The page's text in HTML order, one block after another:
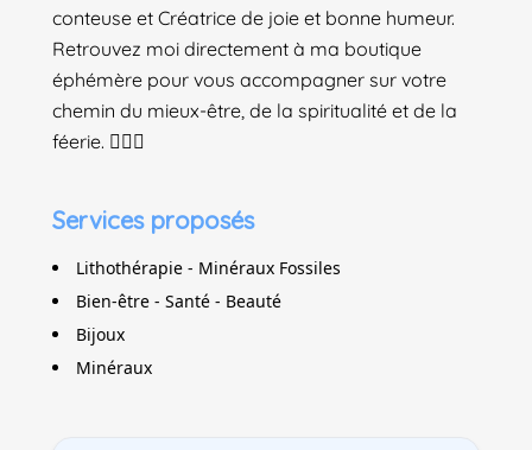
conteuse et Créatrice de joie et bonne humeur.
Retrouvez moi directement à ma boutique
éphémère pour vous accompagner sur votre
chemin du mieux-être, de la spiritualité et de la
féerie. 🧚🏻‍♀️
Services proposés
Lithothérapie - Minéraux Fossiles
Bien-être - Santé - Beauté
Bijoux
Minéraux